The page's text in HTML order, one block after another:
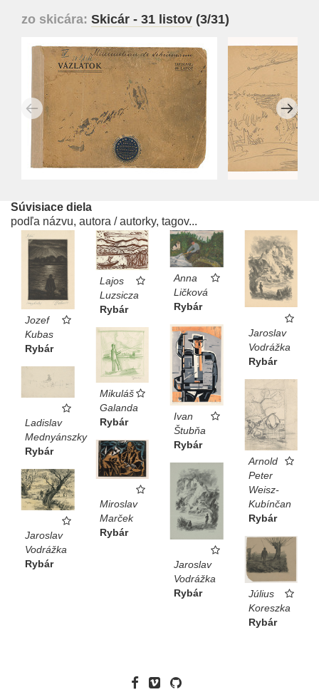
zo skicára: Skicár - 31 listov (3/31)
Súvisiace diela
podľa názvu, autora / autorky, tagov...
Jozef
Kubas
Rybár
Lajos
Luzsicza
Rybár
Anna
Ličková
Rybár
Jaroslav
Vodrážka
Rybár
Ivan
Štubňa
Rybár
Mikuláš
Galanda
Rybár
Ladislav
Mednyánszky
Rybár
Arnold
Peter
Weisz-
Kubínčan
Rybár
Miroslav
Marček
Rybár
Jaroslav
Vodrážka
Rybár
Jaroslav
Vodrážka
Rybár
Július
Koreszka
Rybár